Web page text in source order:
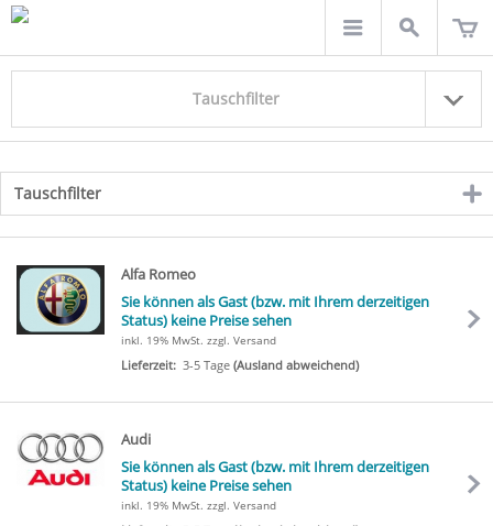
Tauschfilter
Tauschfilter
to
expand
Alfa Romeo
Sie können als Gast (bzw. mit Ihrem derzeitigen
Status) keine Preise sehen
inkl. 19% MwSt. zzgl. Versand
Lieferzeit: 3-5 Tage (Ausland abweichend)
Audi
Sie können als Gast (bzw. mit Ihrem derzeitigen
Status) keine Preise sehen
inkl. 19% MwSt. zzgl. Versand